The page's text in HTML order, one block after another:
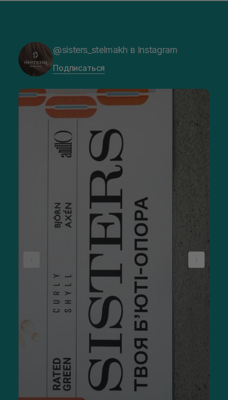
@sisters_stelmakh в Instagram
Подписаться